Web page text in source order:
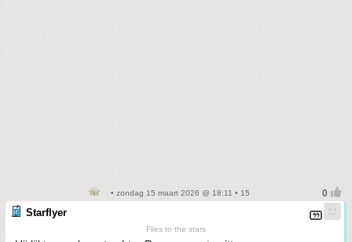
• zondag 15 maart 2026 @ 18:11 • 15
Starflyer
Flies to the stars